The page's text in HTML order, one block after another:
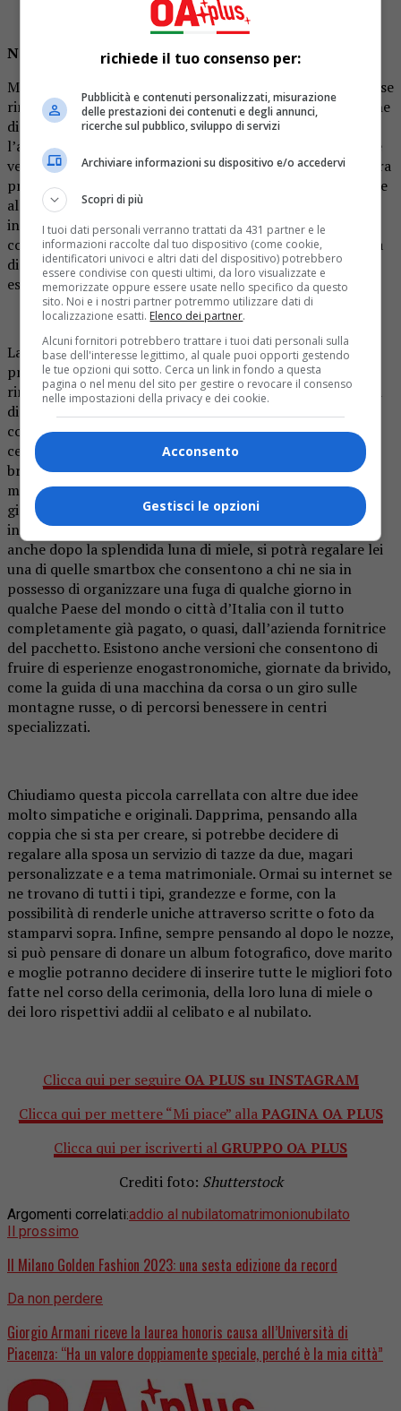
Non si rinuncia all’addio al Nubilato
Ma un matrimonio simbolico non vuol dire per forza di cose
rinunciare anche a tutte le altre tradizioni che sono tipiche
di una cerimonia tradizionale. Tra queste c’è sicuramente
l’addio al nubilato della futura sposa, la quale è giusto che
venga festeggiata da invitate, rigorosamente donne, la sera
prima delle nozze. Se non avete idea, però, di cosa regalare
alla promessa sposa, possiamo dare noi alcune idee
interessanti e originali. Rimanendo sul classico, la prima
cosa che verrebbe in mente di impacchettare per la serata
di baldoria è un completino intimo da sposa, che potrà
essere da lei utilizzato durante la prima notte di nozze.
La faccia sorpresa, divertita e imbarazzata della
protagonista sarà assicurata. Altrimenti, sempre per
rimanere nell’ambito del classico, ma passando su oggetti
di un certo valore, si potrebbe pensare di regalare alla
convolante a nozze un gioiello per il giorno della
cerimonia: una parure, degli orecchini, una collana o un
bracciale, come ilbracciale con diamanti di Recarlo,
marchio conosciuto per la sua prestigiosità in tema di
gioielleria, faranno sempre la loro gran bella figura. Se,
invece, si vuole dare alla sposa un incentivo per viaggiare
anche dopo la splendida luna di miele, si potrà regalare lei
una di quelle smartbox che consentono a chi ne sia in
possesso di organizzare una fuga di qualche giorno in
qualche Paese del mondo o città d’Italia con il tutto
completamente già pagato, o quasi, dall’azienda fornitrice
del pacchetto. Esistono anche versioni che consentono di
fruire di esperienze enogastronomiche, giornate da brivido,
come la guida di una macchina da corsa o un giro sulle
montagne russe, o di percorsi benessere in centri
specializzati.
Chiudiamo questa piccola carrellata con altre due idee
molto simpatiche e originali. Dapprima, pensando alla
coppia che si sta per creare, si potrebbe decidere di
regalare alla sposa un servizio di tazze da due, magari
personalizzate e a tema matrimoniale. Ormai su internet se
ne trovano di tutti i tipi, grandezze e forme, con la
possibilità di renderle uniche attraverso scritte o foto da
stamparvi sopra. Infine, sempre pensando al dopo le nozze,
si può pensare di donare un album fotografico, dove marito
e moglie potranno decidere di inserire tutte le migliori foto
fatte nel corso della cerimonia, della loro luna di miele o
dei loro rispettivi addii al celibato e al nubilato.
Clicca qui per seguire OA PLUS su INSTAGRAM
Clicca qui per mettere “Mi piace” alla PAGINA OA PLUS
Clicca qui per iscriverti al GRUPPO OA PLUS
Crediti foto: Shutterstock
Argomenti correlati:addio al nubilatomatrimonionubilato
Il prossimo
Il Milano Golden Fashion 2023: una sesta edizione da record
Da non perdere
Giorgio Armani riceve la laurea honoris causa all’Università di
Piacenza: “Ha un valore doppiamente speciale, perché è la mia città”
richiede il tuo consenso per:
Pubblicità e contenuti personalizzati, misurazione
delle prestazioni dei contenuti e degli annunci,
ricerche sul pubblico, sviluppo di servizi
Archiviare informazioni su dispositivo e/o accedervi
Scopri di più
I tuoi dati personali verranno trattati da 431 partner e le
informazioni raccolte dal tuo dispositivo (come cookie,
identificatori univoci e altri dati del dispositivo) potrebbero
essere condivise con questi ultimi, da loro visualizzate e
memorizzate oppure essere usate nello specifico da questo
sito. Noi e i nostri partner potremmo utilizzare dati di
localizzazione esatti. Elenco dei partner.
Alcuni fornitori potrebbero trattare i tuoi dati personali sulla
base dell'interesse legittimo, al quale puoi opporti gestendo
le tue opzioni qui sotto. Cerca un link in fondo a questa
pagina o nel menu del sito per gestire o revocare il consenso
nelle impostazioni della privacy e dei cookie.
Acconsento
Gestisci le opzioni